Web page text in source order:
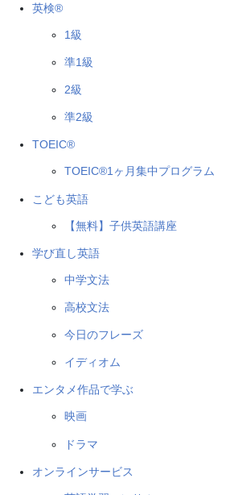
英検®
1級
準1級
2級
準2級
TOEIC®
TOEIC®1ヶ月集中プログラム
こども英語
【無料】子供英語講座
学び直し英語
中学文法
高校文法
今日のフレーズ
イディオム
エンタメ作品で学ぶ
映画
ドラマ
オンラインサービス